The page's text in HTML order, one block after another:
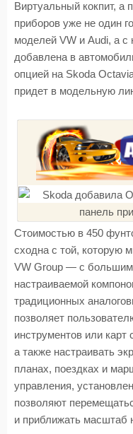
Виртуальный кокпит,
приборов уже не один
моделей VW и Audi, а с
добавлена в
опцией на Skoda
придет в модельную
Стоимостью в 450
сходна с той, которую
VW Group — с большим
настраиваемой
традиционных
позволяет
инструментов или карт
а также настраивать
планах, поездках и
управления,
позволяют
и приближать масштаб